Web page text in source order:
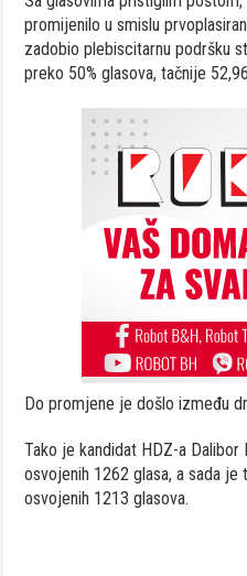
promijenilo u smislu
zadobio plebiscitarnu podršku
preko 50% glasova, tačnije
Do promjene je došlo između
Tako je kandidat HDZ-a
osvojenih 1262 glasa, a sada je
osvojenih 1213 glasova.